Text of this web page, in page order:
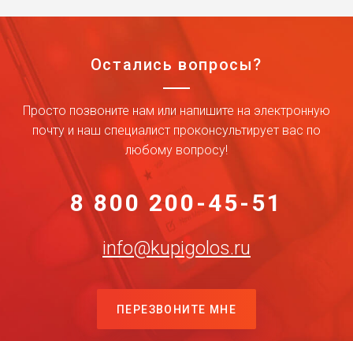
Остались вопросы?
Просто позвоните нам или напишите на электронную
почту и наш специалист проконсультирует вас по
любому вопросу!
8 800 200-45-51
info@kupigolos.ru
ПЕРЕЗВОНИТЕ МНЕ